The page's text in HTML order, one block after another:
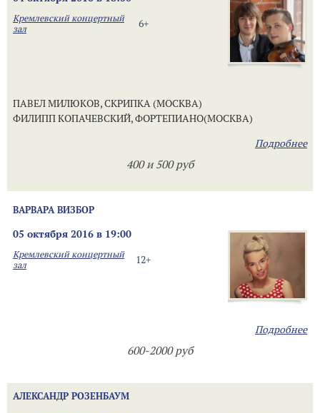
6+
Кремлевский концертный
зал
ПАВЕЛ МИЛЮКОВ, СКРИПКА (МОСКВА)
ФИЛИПП КОПАЧЕВСКИЙ, ФОРТЕПИАНО(МОСКВА)
Подробнее
400 и 500 руб
ВАРВАРА ВИЗБОР
05 октября 2016 в 19:00
12+
Кремлевский концертный
зал
Подробнее
600-2000 руб
АЛЕКСАНДР РОЗЕНБАУМ